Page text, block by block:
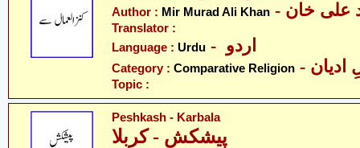
Author : Mir Murad Ali Khan علی خان
Translator :
Language : Urdu
Category : Comparative Religion ادیان
Topic :
Peshkash - Karbala
پیشکش - کربلا